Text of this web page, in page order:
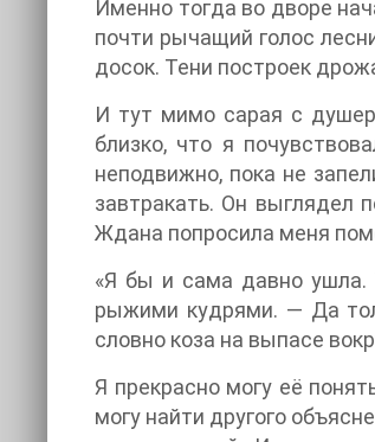
Именно тогда во дворе
почти рычащий голос
досок. Тени построек
И тут мимо сарая с
близко, что я
неподвижно, пока не
завтракать. Он выглядел
Ждана попросила меня
«Я бы и сама давно ушла.
рыжими кудрями. — Да
словно коза на выпасе
Я прекрасно могу её
могу найти другого